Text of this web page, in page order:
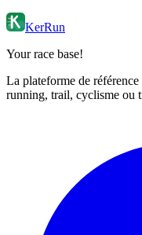
KerRun
Your race base!
La plateforme de
running, trail, cyclisme ou